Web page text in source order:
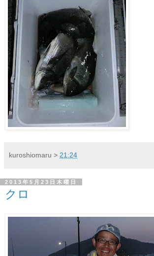
kuroshiomaru > 21:24
2013年5月23日木曜日
クロ